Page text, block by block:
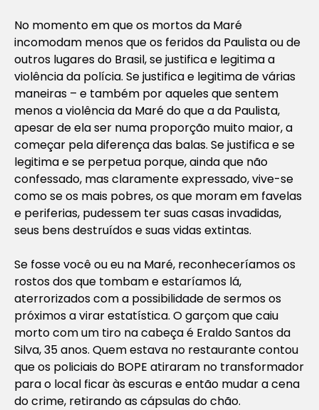
No momento em que os mortos da Maré
incomodam menos que os feridos da Paulista ou de
outros lugares do Brasil, se justifica e legitima a
violência da polícia. Se justifica e legitima de várias
maneiras – e também por aqueles que sentem
menos a violência da Maré do que a da Paulista,
apesar de ela ser numa proporção muito maior, a
começar pela diferença das balas. Se justifica e se
legitima e se perpetua porque, ainda que não
confessado, mas claramente expressado, vive-se
como se os mais pobres, os que moram em favelas
e periferias, pudessem ter suas casas invadidas,
seus bens destruídos e suas vidas extintas.
Se fosse você ou eu na Maré, reconheceríamos os
rostos dos que tombam e estaríamos lá,
aterrorizados com a possibilidade de sermos os
próximos a virar estatística. O garçom que caiu
morto com um tiro na cabeça é Eraldo Santos da
Silva, 35 anos. Quem estava no restaurante contou
que os policiais do BOPE atiraram no transformador
para o local ficar às escuras e então mudar a cena
do crime, retirando as cápsulas do chão.